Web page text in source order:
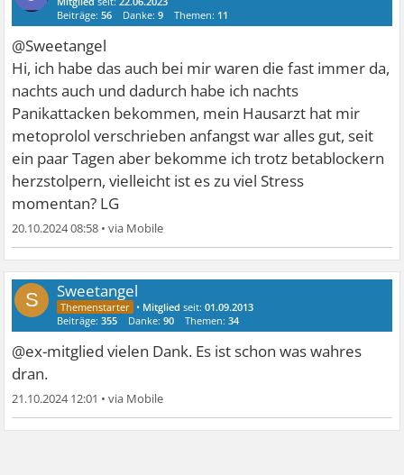
Beiträge:56 Danke:9 Themen: 11
@Sweetangel
Hi, ich habe das auch bei mir waren die fast immer da,
nachts auch und dadurch habe ich nachts
Panikattacken bekommen, mein Hausarzt hat mir
metoprolol verschrieben anfangst war alles gut, seit
ein paar Tagen aber bekomme ich trotz betablockern
herzstolpern, vielleicht ist es zu viel Stress
momentan? LG
20.10.2024 08:58 •
S Sweetangel
• Mitglied seit:01.09.2013
Beiträge:355 Danke:90 Themen:34
@ex-mitglied vielen Dank. Es ist schon was wahres
dran.
21.10.2024 12:01 •